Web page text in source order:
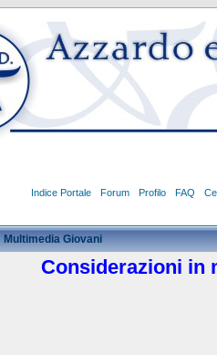
Indice Portale Forum Profilo FAQ
Multimedia Giovani
Considerazioni in